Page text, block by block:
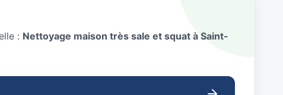
: Nettoyage maison très sale et squat à Saint-